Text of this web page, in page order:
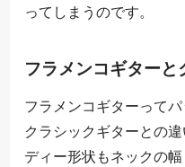
ってしまうのです。
フラメンコギター
フラメンコギターって
クラシックギターとの
ディー形状もネックの